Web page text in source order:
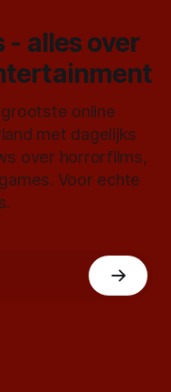
- alles over
online
met dagelijks
over horrorfilms,
Voor echte